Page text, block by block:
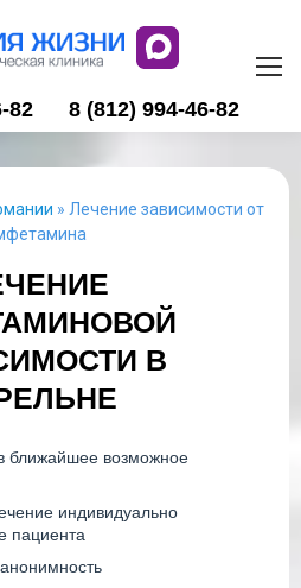
82 8 (812) 994-46-82
» Лечение зависимости от
В
ближайшее возможное
индивидуально
пациента